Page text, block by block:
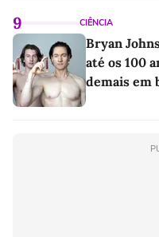
9 CIÊNCIA
Bryan
até os 100
demais em